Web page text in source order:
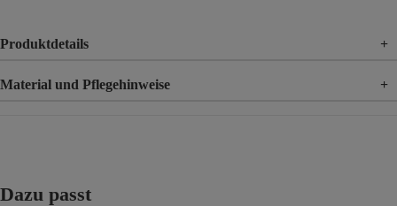
Produktdetails +
Material und Pflegehinweise +
Produktgalerie überspringen
Dazu passt